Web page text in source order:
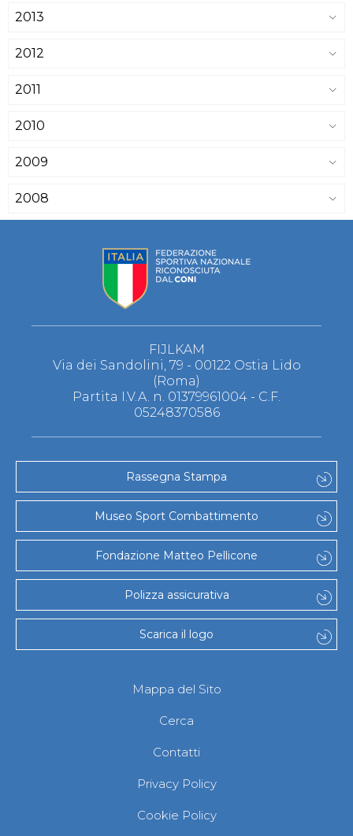
2013
2012
2011
2010
2009
2008
FIJLKAM
Via dei Sandolini, 79 - 00122 Ostia Lido
(Roma)
Partita I.V.A. n. 01379961004 - C.F.
05248370586
Rassegna Stampa
Museo Sport Combattimento
Fondazione Matteo Pellicone
Polizza assicurativa
Scarica il logo
Mappa del Sito
Cerca
Contatti
Privacy Policy
Cookie Policy